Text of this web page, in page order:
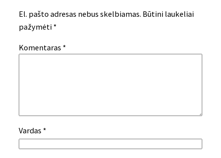
El. pašto adresas nebus skelbiamas. Būtini laukeliai
pažymėti *
Komentaras *
Vardas *